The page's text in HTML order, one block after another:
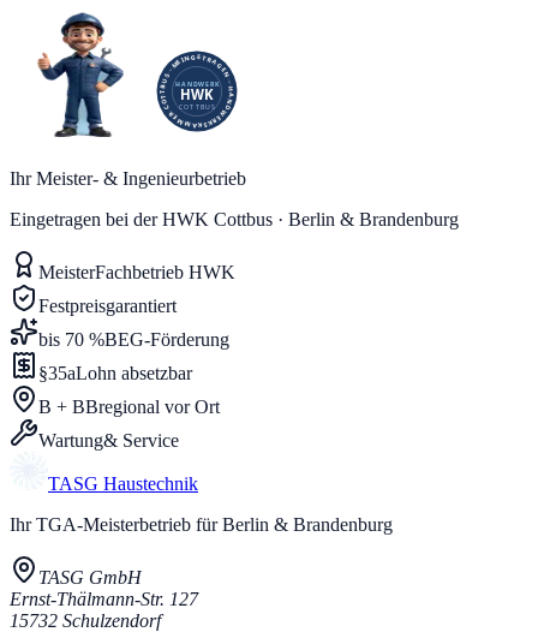
Ihr Meister- & Ingenieurbetrieb
Eingetragen bei der HWK Cottbus · Berlin & Brandenburg
MeisterFachbetrieb HWK
Festpreisgarantiert
bis 70 %BEG-Förderung
§35aLohn absetzbar
B + BBregional vor Ort
Wartung& Service
TASG Haustechnik
Ihr TGA-Meisterbetrieb für Berlin & Brandenburg
TASG GmbH
Ernst-Thälmann-Str. 127
15732 Schulzendorf